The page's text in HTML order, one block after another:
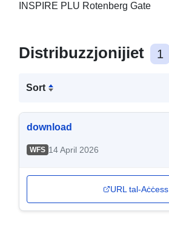
INSPIRE PLU Rotenberg Gate
Distribuzzjonijiet 1
Sort
download
WFS 14 April 2026
URL tal-Aċċess